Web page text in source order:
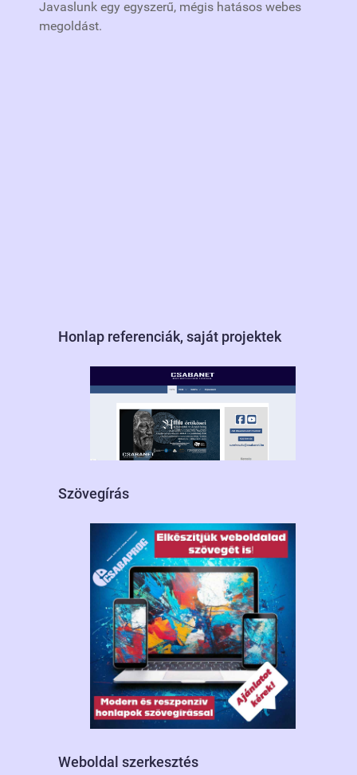
Javaslunk egy egyszerű, mégis hatásos webes
megoldást.
Honlap referenciák, saját projektek
Szövegírás
Weboldal szerkesztés